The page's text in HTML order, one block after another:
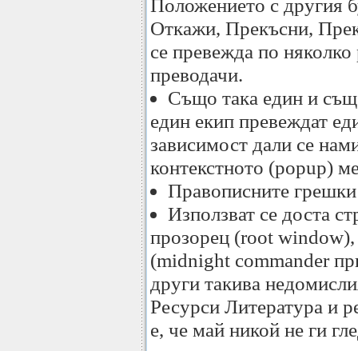
Положението с другия
Откажи, Прекъсни,
се превежда по
преводачи.
Също така един и същ
един екип превеждат
зависимост дали се
контекстното (popup)
Правописните
Използват се доста
прозорец (root
(midnight commander
други такива
Ресурси Литература и
е, че май никой не ги